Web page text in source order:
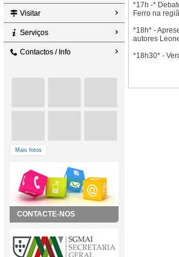
Visitar
Serviços
Contactos / Info
Mais fotos
CONTACTE-NOS
*17h -*
Ferro na
*18h* -
autores
*18h30* -